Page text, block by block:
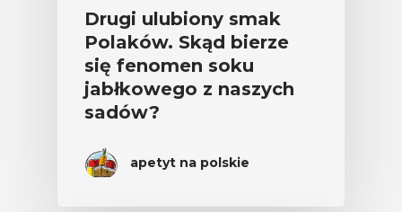
Drugi ulubiony smak
Polaków. Skąd bierze
się fenomen soku
jabłkowego z naszych
sadów?
apetyt na polskie